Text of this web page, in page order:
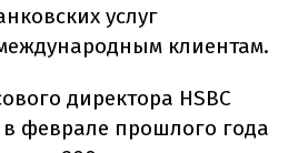
услуг
клиентам.
директора HSBC
феврале прошлого года